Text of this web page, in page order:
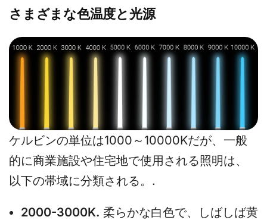
さまざまな色温度と光源
ケルビンの単位は1000～10000Kだが、一般
的に商業施設や住宅地で使用される照明は、
以下の帯域に分類される。.
2000-3000K. 柔らかな白色で、しばしば黄